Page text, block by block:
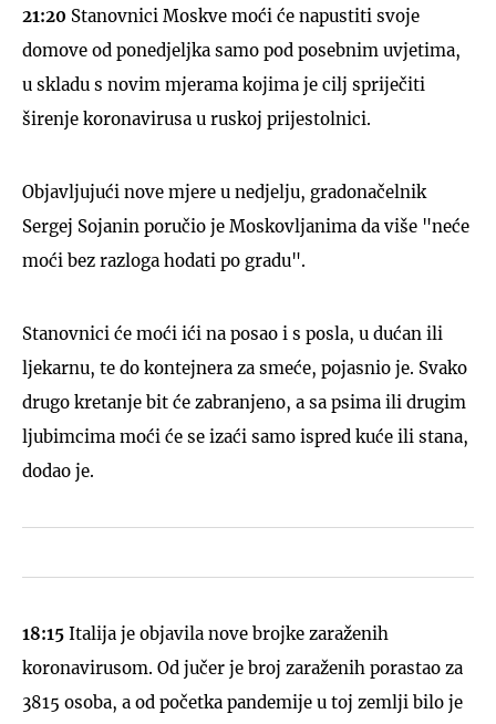
21:20 Stanovnici Moskve moći će napustiti svoje
domove od ponedjeljka samo pod posebnim uvjetima,
u skladu s novim mjerama kojima je cilj spriječiti
širenje koronavirusa u ruskoj prijestolnici.
Objavljujući nove mjere u nedjelju, gradonačelnik
Sergej Sojanin poručio je Moskovljanima da više "neće
moći bez razloga hodati po gradu".
Stanovnici će moći ići na posao i s posla, u dućan ili
ljekarnu, te do kontejnera za smeće, pojasnio je. Svako
drugo kretanje bit će zabranjeno, a sa psima ili drugim
ljubimcima moći će se izaći samo ispred kuće ili stana,
dodao je.
18:15 Italija je objavila nove brojke zaraženih
koronavirusom. Od jučer je broj zaraženih porastao za
3815 osoba, a od početka pandemije u toj zemlji bilo je